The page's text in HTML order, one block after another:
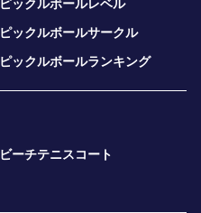
ピックルボールレベル
ピックルボールサークル
ピックルボールランキング
ビーチテニスコート